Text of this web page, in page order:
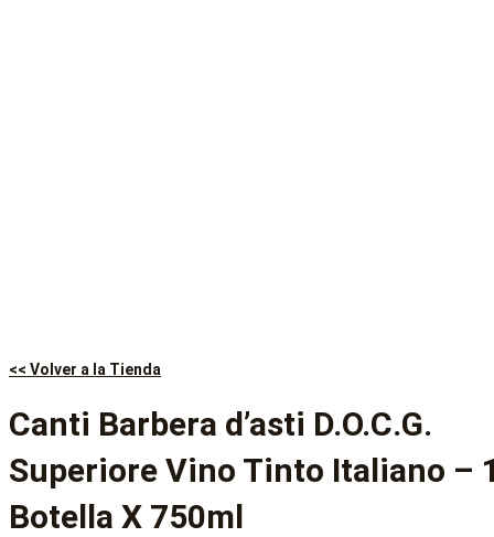
<< Volver a la Tienda
Canti Barbera d’asti D.O.C.G.
Superiore Vino Tinto Italiano –
Botella X 750ml